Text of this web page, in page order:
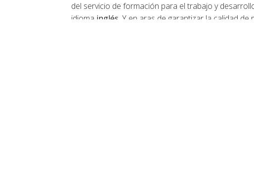
del servicio de formación para el trabajo y
idioma inglés . Y en aras de garantizar la calidad